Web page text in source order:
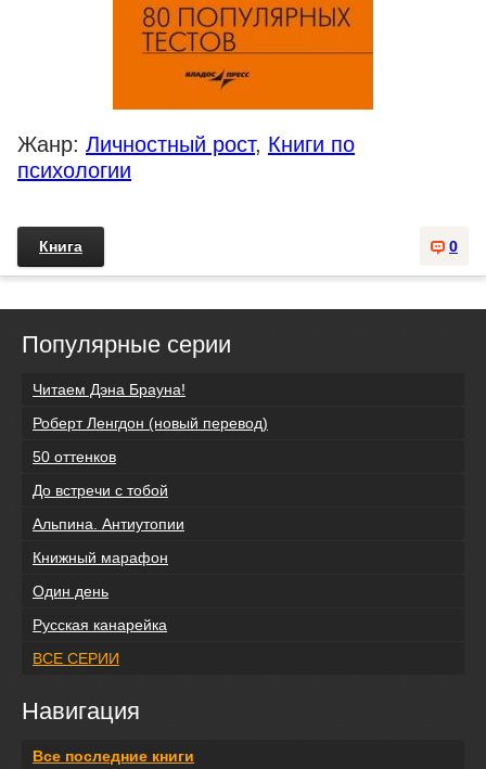
Жанр: Личностный рост, Книги по
психологии
0
Книга
Популярные серии
Читаем Дэна Брауна!
Роберт Ленгдон (новый перевод)
50 оттенков
До встречи с тобой
Альпина. Антиутопии
Книжный марафон
Один день
Русская канарейка
ВСЕ СЕРИИ
Навигация
Все последние книги